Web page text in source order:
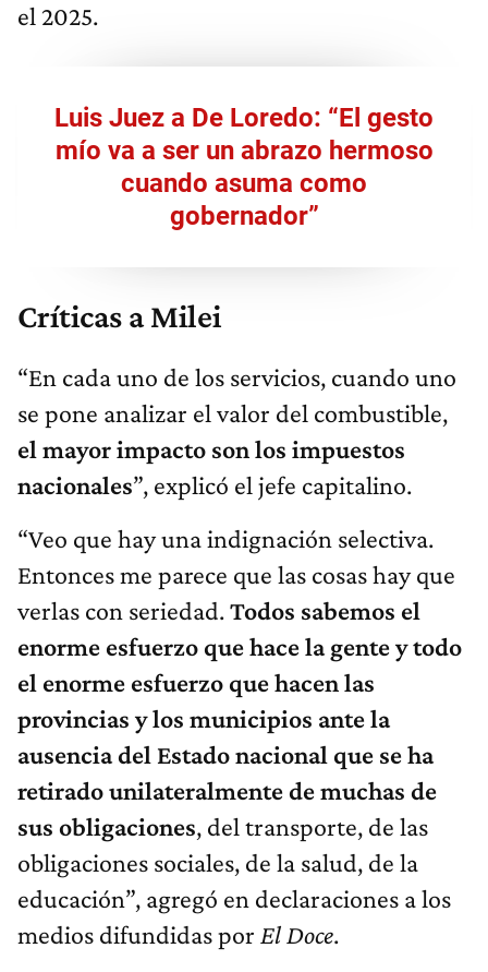
el 2025.
Luis Juez a De Loredo: “El gesto
mío va a ser un abrazo hermoso
cuando asuma como
gobernador”
Críticas a Milei
“En cada uno de los servicios, cuando uno
se pone analizar el valor del combustible,
el mayor impacto son los impuestos
nacionales”, explicó el jefe capitalino.
“Veo que hay una indignación selectiva.
Entonces me parece que las cosas hay que
verlas con seriedad.Todos sabemos el
enorme esfuerzo que hace la gente y todo
el enorme esfuerzo que hacen las
provincias y los municipios ante la
ausencia del Estado nacional que se ha
retirado unilateralmente de muchas de
sus obligaciones, del transporte, de las
obligaciones sociales, de la salud, de la
educación”, agregó en declaraciones a los
medios difundidas por El Doce.